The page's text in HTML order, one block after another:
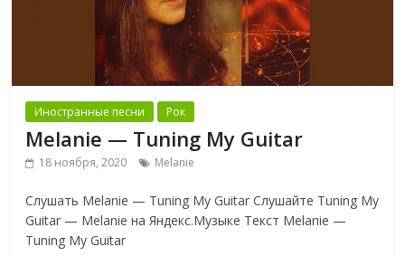
Иностранные песни Рок
Melanie — Tuning My Guitar
18 ноября, 2020 Melanie
Слушать Melanie — Tuning My Guitar Слушайте Tuning My
Guitar — Melanie на Яндекс.Музыке Текст Melanie —
Tuning My Guitar